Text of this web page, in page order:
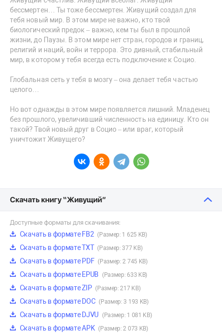
бессмертен… Ты тоже бессмертен. Живущий создал для
тебя новый мир. В этом мире не важно, кто твой
биологический предок – важно, кем ты был в прошлой
жизни, до Паузы. В этом мире нет стран, городов и границ,
религий и наций, войн и террора. Это дивный, стабильный
мир, в котором у тебя всегда есть подключение к Социо.
Глобальная сеть у тебя в мозгу – она делает тебя частью
целого…
Но вот однажды в этом мире появляется лишний. Младенец
без прошлого, увеличивший численность на единицу. Кто он
такой? Твой новый друг в Социо – или враг, который
уничтожит Живущего?
Скачать книгу “Живущий”
Доступные форматы для скачивания:
Скачать в формате FB2 (Размер: 1 625 KB)
Скачать в формате TXT (Размер: 377 KB)
Скачать в формате PDF (Размер: 2 745 KB)
Скачать в формате EPUB (Размер: 633 KB)
Скачать в формате ZIP (Размер: 217 KB)
Скачать в формате DOC (Размер: 3 193 KB)
Скачать в формате DJVU (Размер: 1 081 KB)
Скачать в формате APK (Размер: 2 073 KB)